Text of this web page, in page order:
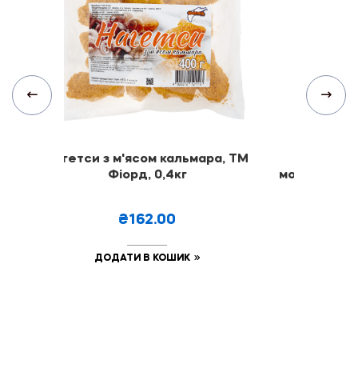
Нагетси з м'ясом кальмара, ТМ
Фіорд, 0,4кг
₴162.00
ДОДАТИ В КОШИК
морожена,